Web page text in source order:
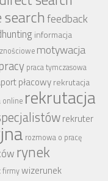
feedback
informacja
motywacja
praca tymczasowa
płacowyrekrutacja
online rekrutacja
rekruter
rozmowa o pracę
rynek
firmywizerunek